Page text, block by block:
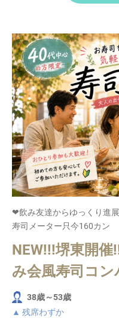
❤飲み友達からゆっくり
寿司メーター只今160カン
NEW!!!堺東開
み会風寿司コン
38歳～53歳
▲ 残席わずか